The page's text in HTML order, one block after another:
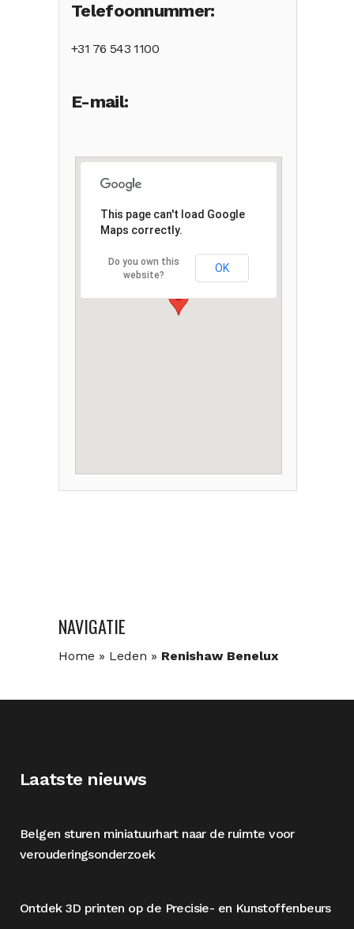
Telefoonnummer:
+31 76 543 1100
E-mail:
This page can't load Google
Maps correctly.
Do you own this
website?
OK
NAVIGATIE
Home » Leden » Renishaw Benelux
Laatste nieuws
Belgen sturen miniatuurhart naar de ruimte voor
verouderingsonderzoek
Ontdek 3D printen op de Precisie- en Kunstoffenbeurs